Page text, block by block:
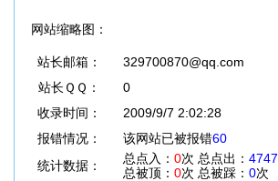
网站缩略图：
站长邮箱：
329700870@qq.com
站长ＱＱ：
0
收录时间：
2009/9/7 2:02:28
报错情况：
该网站已被报错60
统计数据：
总点入： 0次 总点出： 4747
总被顶： 0次 总被踩： 0次